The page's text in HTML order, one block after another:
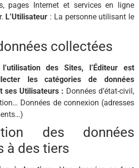
pages Internet et services en ligne
L’Utilisateur : La personne utilisant le
collectées
des Sites, l’Éditeur est
les catégories de données
ses Utilisateurs : Données d’état-civil,
Données de connexion (adresses
des données
à des tiers